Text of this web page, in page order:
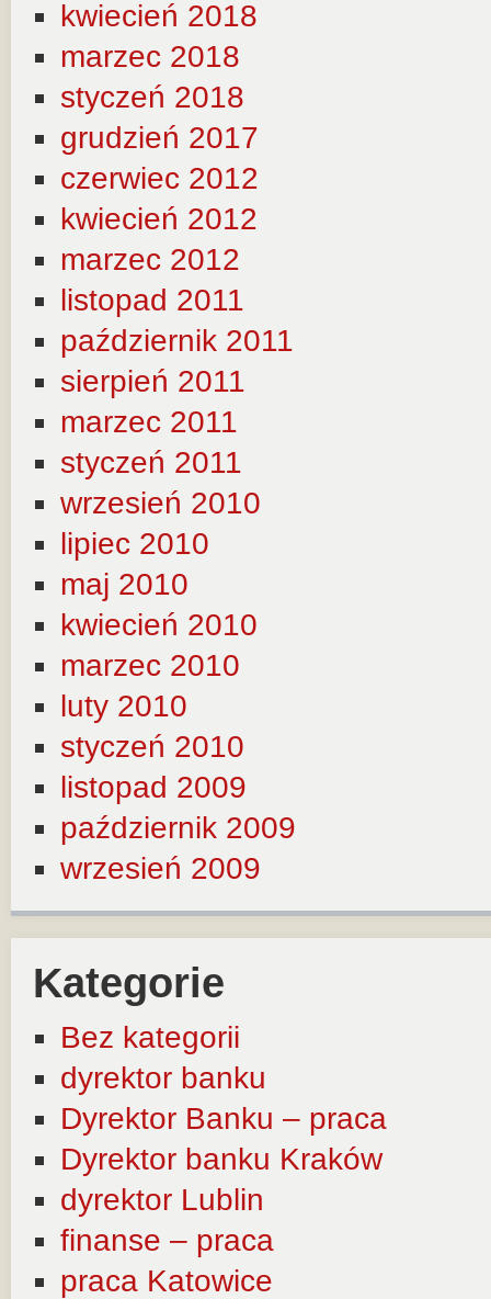
kwiecień 2018
marzec 2018
styczeń 2018
grudzień 2017
czerwiec 2012
kwiecień 2012
marzec 2012
listopad 2011
październik 2011
sierpień 2011
marzec 2011
styczeń 2011
wrzesień 2010
lipiec 2010
maj 2010
kwiecień 2010
marzec 2010
luty 2010
styczeń 2010
listopad 2009
październik 2009
wrzesień 2009
Kategorie
Bez kategorii
dyrektor banku
Dyrektor Banku – praca
Dyrektor banku Kraków
dyrektor Lublin
finanse – praca
praca Katowice